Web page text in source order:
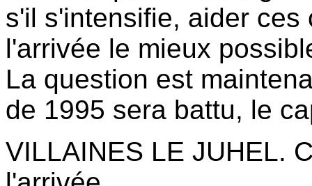
s'il s'intensifie, aider
l'arrivée le mieux
La question est
de 1995 sera battu, le
VILLAINES LE JUHEL.